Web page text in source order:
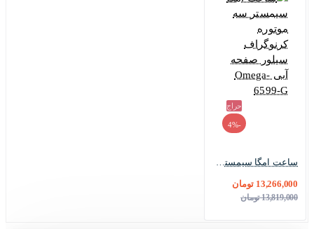
حراج
-4%
ساعت امگا سیمستر سه موتوره کرنوگراف سیلور صفحه آبی Omega-6599-G
13,266,000 تومان
13,819,000 تومان